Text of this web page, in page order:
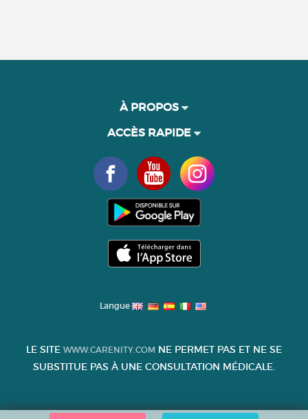
À PROPOS
ACCÈS RAPIDE
Langue
LE SITE WWW.CARENITY.COM NE PERMET PAS ET NE SE
SUBSTITUE PAS À UNE CONSULTATION MÉDICALE.